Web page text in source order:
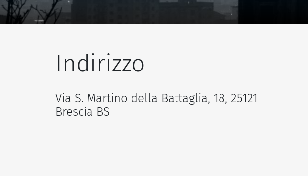
Indirizzo
Via S. Martino della Battaglia, 18, 25121
Brescia BS